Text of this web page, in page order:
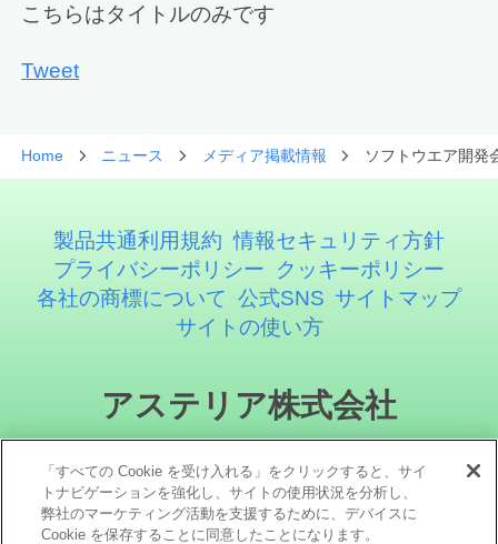
こちらはタイトルのみです
Tweet
Home ニュース メディア掲載情報 ソフトウエア開
製品共通利用規約 情報セキュリティ方針
プライバシーポリシー
クッキーポリシー
各社の商標について 公式SNS サイトマップ
サイトの使い方
アステリア株式会社
「すべての Cookie を受け入れる」をクリックすると、サイ
トナビゲーションを強化し、サイトの使用状況を分析し、
弊社のマーケティング活動を支援するために、デバイスに
Cookie を保存することに同意したことになります。